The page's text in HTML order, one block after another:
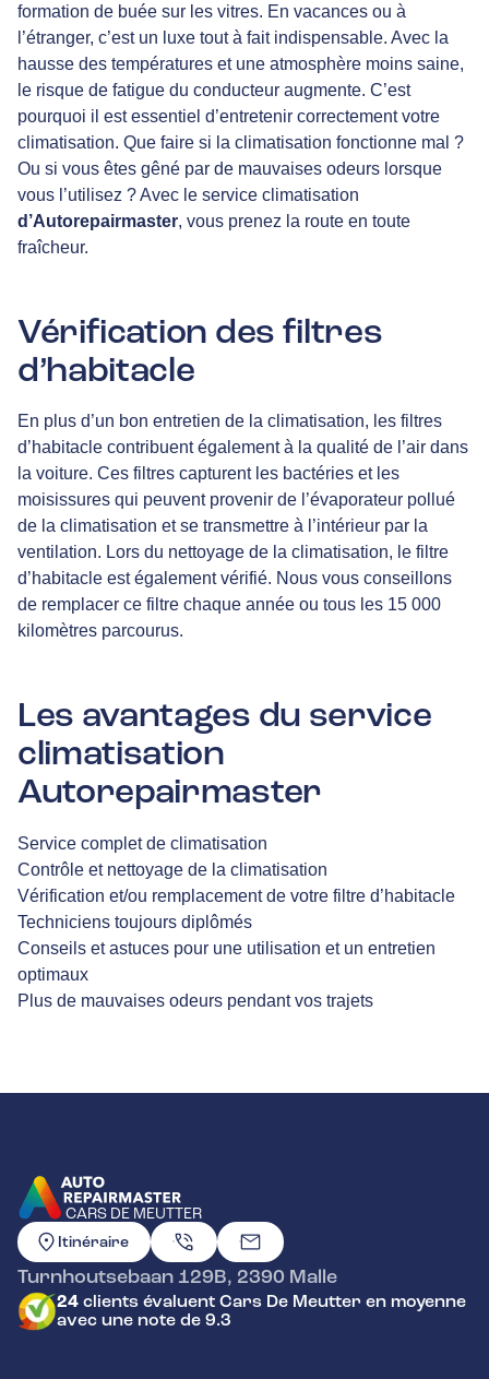
formation de buée sur les vitres. En vacances ou à
l’étranger, c’est un luxe tout à fait indispensable. Avec la
hausse des températures et une atmosphère moins saine,
le risque de fatigue du conducteur augmente. C’est
pourquoi il est essentiel d’entretenir correctement votre
climatisation. Que faire si la climatisation fonctionne mal ?
Ou si vous êtes gêné par de mauvaises odeurs lorsque
vous l’utilisez ? Avec le service climatisation
d’Autorepairmaster, vous prenez la route en toute
fraîcheur.
Vérification des filtres
d’habitacle
En plus d’un bon entretien de la climatisation, les filtres
d’habitacle contribuent également à la qualité de l’air dans
la voiture. Ces filtres capturent les bactéries et les
moisissures qui peuvent provenir de l’évaporateur pollué
de la climatisation et se transmettre à l’intérieur par la
ventilation. Lors du nettoyage de la climatisation, le filtre
d’habitacle est également vérifié. Nous vous conseillons
de remplacer ce filtre chaque année ou tous les 15 000
kilomètres parcourus.
Les avantages du service
climatisation
Autorepairmaster
Service complet de climatisation
Contrôle et nettoyage de la climatisation
Vérification et/ou remplacement de votre filtre d’habitacle
Techniciens toujours diplômés
Conseils et astuces pour une utilisation et un entretien
optimaux
Plus de mauvaises odeurs pendant vos trajets
CARS DE MEUTTER
ALLER À LA PAGE D'ACCUEIL
Itinéraire
Turnhoutsebaan 129B, 2390 Malle
24 clients évaluent Cars De Meutter en moyenne
avec une note de 9.3